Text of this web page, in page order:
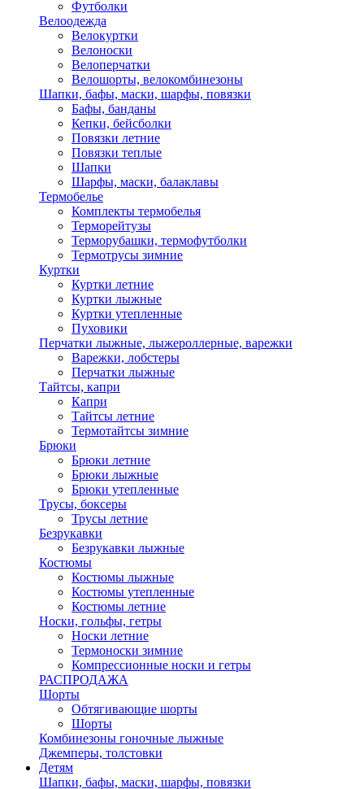
Футболки
Велоодежда
Велокуртки
Велоноски
Велоперчатки
Велошорты, велокомбинезоны
Шапки, бафы, маски, шарфы, повязки
Бафы, банданы
Кепки, бейсболки
Повязки летние
Повязки теплые
Шапки
Шарфы, маски, балаклавы
Термобелье
Комплекты термобелья
Терморейтузы
Терморубашки, термофутболки
Термотрусы зимние
Куртки
Куртки летние
Куртки лыжные
Куртки утепленные
Пуховики
Перчатки лыжные, лыжероллерные, варежки
Варежки, лобстеры
Перчатки лыжные
Тайтсы, капри
Капри
Тайтсы летние
Термотайтсы зимние
Брюки
Брюки летние
Брюки лыжные
Брюки утепленные
Трусы, боксеры
Трусы летние
Безрукавки
Безрукавки лыжные
Костюмы
Костюмы лыжные
Костюмы утепленные
Костюмы летние
Носки, гольфы, гетры
Носки летние
Термоноски зимние
Компрессионные носки и гетры
РАСПРОДАЖА
Шорты
Обтягивающие шорты
Шорты
Комбинезоны гоночные лыжные
Джемперы, толстовки
Детям
Шапки, бафы, маски, шарфы, повязки